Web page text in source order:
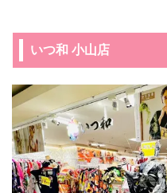
いつ和 小山店